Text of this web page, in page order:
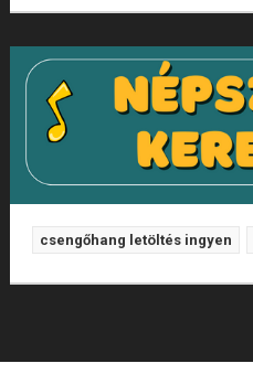
csengőhang letöltés ingyen